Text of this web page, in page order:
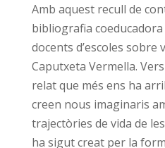
Amb aquest recull de
bibliografia
docents d’escoles sobre
Caputxeta Vermella.
relat que més ens ha
creen nous imaginaris
trajectòries de vida de
ha sigut creat per la